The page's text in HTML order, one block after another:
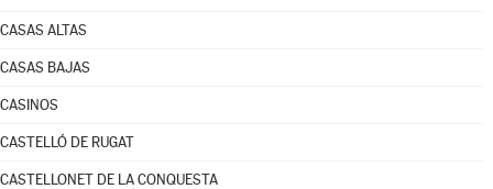
CASAS ALTAS
CASAS BAJAS
CASINOS
CASTELLÓ DE RUGAT
CASTELLONET DE LA CONQUESTA